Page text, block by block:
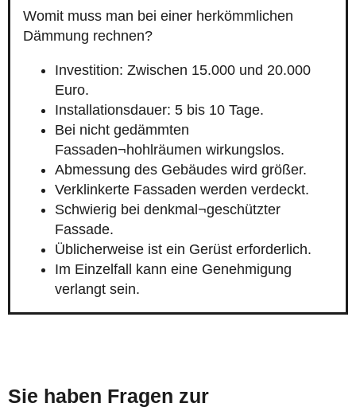
Womit muss man bei einer herkömmlichen
Dämmung rechnen?
Investition: Zwischen 15.000 und 20.000
Euro.
Installationsdauer: 5 bis 10 Tage.
Bei nicht gedämmten
Fassaden¬hohlräumen wirkungslos.
Abmessung des Gebäudes wird größer.
Verklinkerte Fassaden werden verdeckt.
Schwierig bei denkmal¬geschützter
Fassade.
Üblicherweise ist ein Gerüst erforderlich.
Im Einzelfall kann eine Genehmigung
verlangt sein.
Sie haben Fragen zur